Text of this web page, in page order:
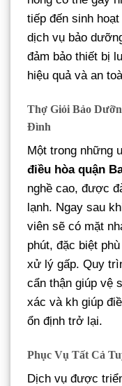
tiếp đến sinh
dịch vụ bảo
đảm bảo thiết bị
hiệu quả và an
Thợ Giỏi Bảo
Đình
Một trong những
điều hòa quận
nghề cao, được
lạnh. Ngay sau
viên sẽ có mặt
phút, đặc biệt
xử lý gấp. Quy
cẩn thận giúp vệ
xác và kh giúp
ổn định trở lại.
Phục Vụ Tất Cả
Dịch vụ được